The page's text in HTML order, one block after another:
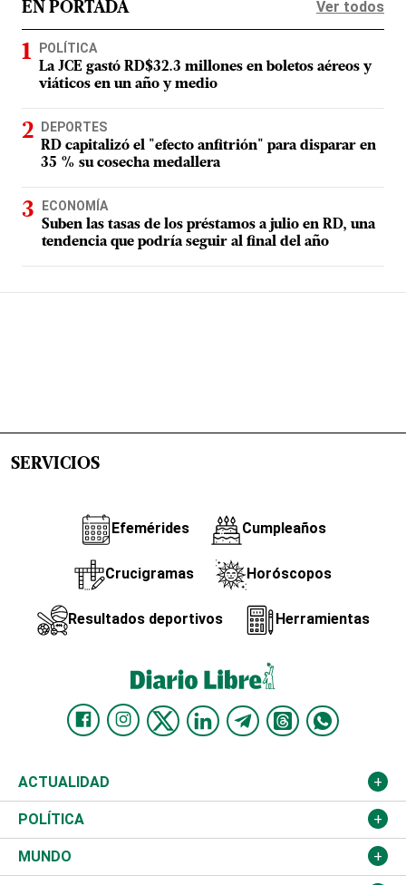
EN PORTADA Ver todos
POLÍTICA
La JCE gastó RD$32.3 millones en boletos aéreos y
viáticos en un año y medio
DEPORTES
RD capitalizó el "efecto anfitrión" para disparar en
35 % su cosecha medallera
ECONOMÍA
Suben las tasas de los préstamos a julio en RD, una
tendencia que podría seguir al final del año
SERVICIOS
Efemérides Cumpleaños
Crucigramas Horóscopos
Resultados deportivos Herramientas
ACTUALIDAD
Nacional
Ciudad
POLÍTICA
Partidos
MUNDO